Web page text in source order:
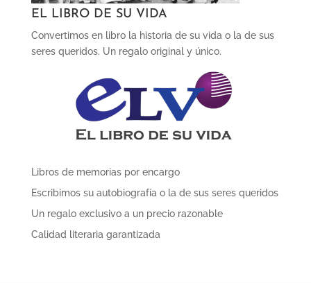
EL LIBRO DE SU VIDA
Convertimos en libro la historia de su vida o la de sus
seres queridos. Un regalo original y único.
Libros de memorias por encargo
Escribimos su autobiografía o la de sus seres queridos
Un regalo exclusivo a un precio razonable
Calidad literaria garantizada